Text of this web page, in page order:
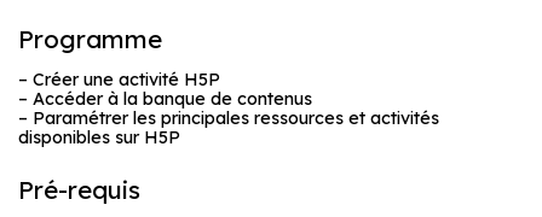
Programme
– Créer une activité H5P
– Accéder à la banque de contenus
– Paramétrer les principales ressources et activités
disponibles sur H5P
Pré-requis